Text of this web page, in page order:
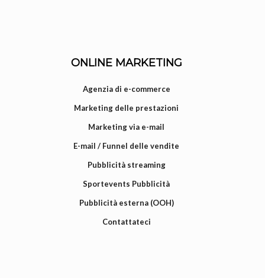
ONLINE MARKETING
Agenzia di e-commerce
Marketing delle prestazioni
Marketing via e-mail
E-mail / Funnel delle vendite
Pubblicità streaming
Sportevents Pubblicità
Pubblicità esterna (OOH)
Contattateci